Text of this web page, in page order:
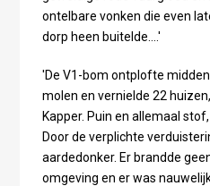
ontelbare vonken die even
dorp heen buitelde….'
'De V1-bom ontplofte
molen en vernielde 22
Kapper. Puin en allemaal
Door de verplichte
aardedonker. Er brandde
omgeving en er was